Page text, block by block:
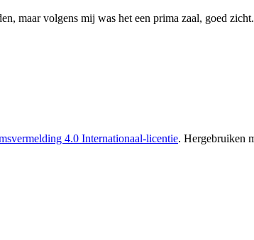
maar volgens mij was het een prima zaal, goed
4.0 Internationaal-licentie. Hergebruiken